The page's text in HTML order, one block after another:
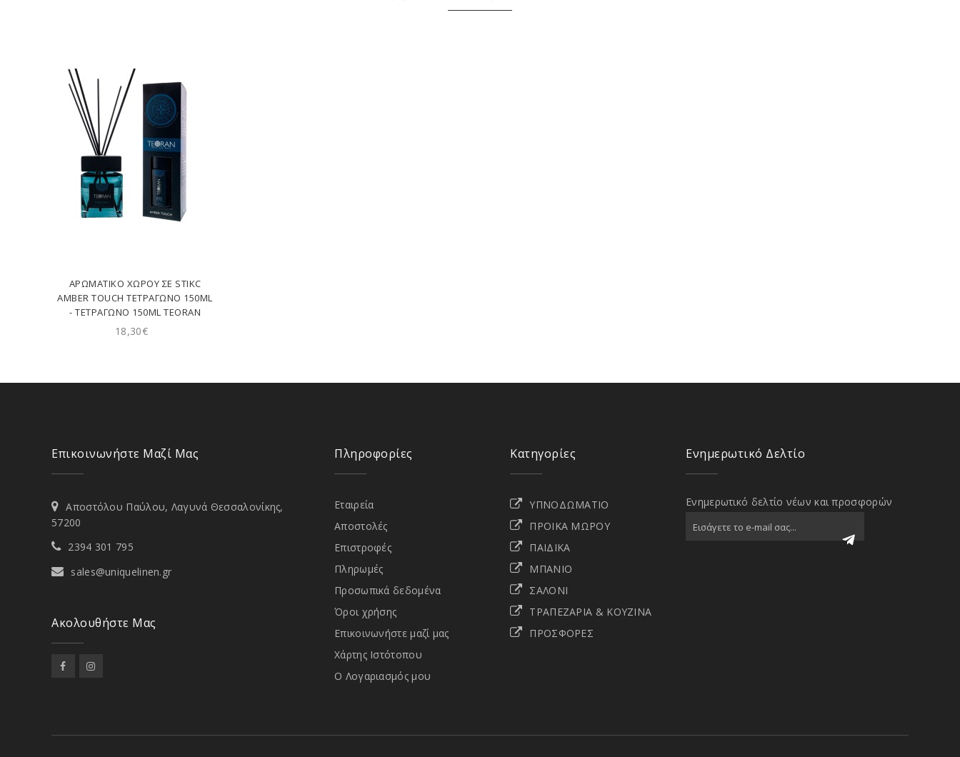
ΑΡΩΜΑΤΙΚΟ XΏΡΟΥ ΣΕ STIKC
AMBER TOUCH ΤΕΤΡΆΓΩΝΟ 150ML
- ΤΕΤΡΆΓΩΝΟ 150ML TEORAN
18,30€
Επικοινωνήστε Μαζί Μας
Αποστόλου Παύλου, Λαγυνά Θεσσαλονίκης,
57200
2394 301 795
sales@uniquelinen.gr
Ακολουθήστε Μας
Πληροφορίες
Εταιρεία
Αποστολές
Επιστροφές
Πληρωμές
Προσωπικά δεδομένα
Όροι χρήσης
Επικοινωνήστε μαζί μας
Χάρτης Ιστότοπου
Ο Λογαριασμός μου
Κατηγορίες
ΥΠΝΟΔΩΜΑΤΙΟ
ΠΡΟΙΚΑ ΜΩΡΟΥ
ΠΑΙΔΙΚΑ
ΜΠΑΝΙΟ
ΣΑΛΟΝΙ
ΤΡΑΠΕΖΑΡΙΑ & ΚΟΥΖΙΝΑ
ΠΡΟΣΦΟΡΕΣ
Ενημερωτικό Δελτίο
Ενημερωτικό δελτίο νέων και προσφορών